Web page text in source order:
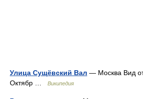
Улица Сущёвский Вал — Москва Вид
Октябр …
Википедия